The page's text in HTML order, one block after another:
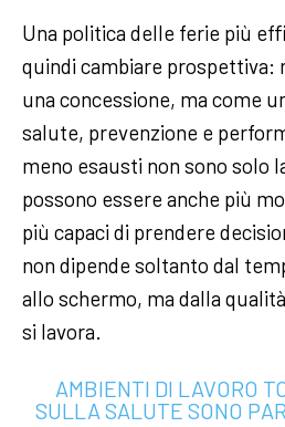
Una politica delle ferie più
quindi cambiare prospettiva:
una concessione, ma come
salute, prevenzione e
meno esausti non sono solo
possono essere anche più
più capaci di prendere
non dipende soltanto dal
allo schermo, ma dalla
si lavora.
AMBIENTI DI LAVORO
SULLA SALUTE SONO